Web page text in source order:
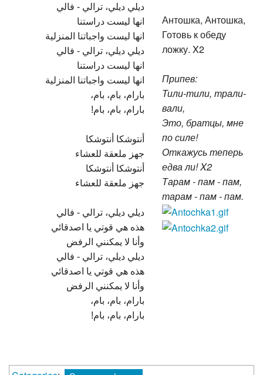
ديلي ديلي، ترالي - فالي
انها ليست دراستنا
انها ليست واجباتنا المنزلية
ديلي ديلي، ترالي - فالي
انها ليست دراستنا
انها ليست واجباتنا المنزلية
بارام، بام، بام،
بارام، بام، بام!
أنتوشكا أنتوشكا
جهز ملعقة للعشاء
أنتوشكا أنتوشكا
جهز ملعقة للعشاء
ديلي ديلي، ترالي - فالي
هذه هي قوتي يا اصدقائي
وأنا لا يمكنني الرفض
ديلي ديلي، ترالي - فالي
هذه هي قوتي يا اصدقائي
وأنا لا يمكنني الرفض
بارام، بام، بام،
بارام، بام، بام!
Антошка, Антошка,
Готовь к обеду
ложку. X2
Припев:
Тили-тили, трали-
вали,
Это, братцы, мне
по силе!
Откажусь теперь
едва ли! X2
Тарам - пам - пам,
тарам - пам - пам.